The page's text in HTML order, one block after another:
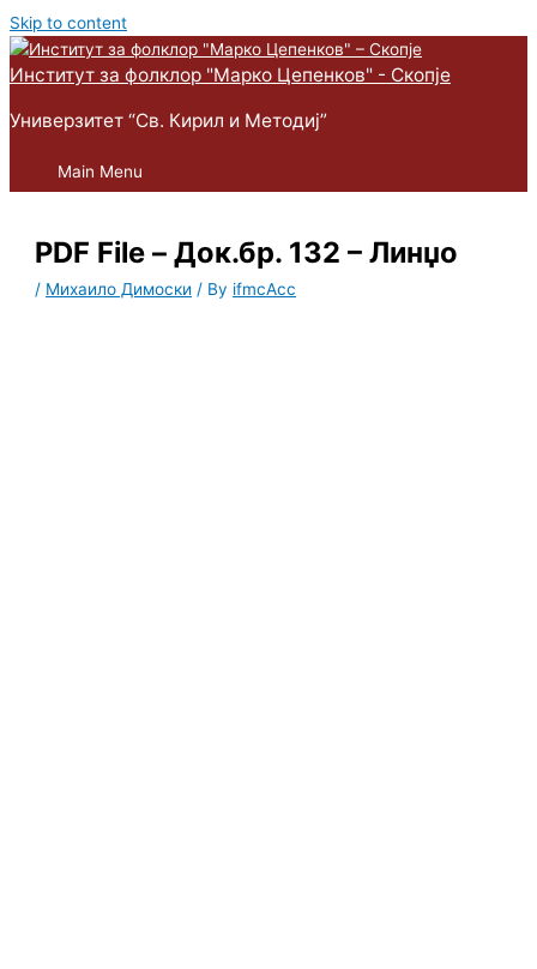
Skip to content
Институт за фолклор "Марко Цепенков" - Скопје
Универзитет “Св. Кирил и Методиј”
Main Menu
PDF File – Док.бр. 132 – Линџо
/ Михаило Димоски / By ifmcAcc